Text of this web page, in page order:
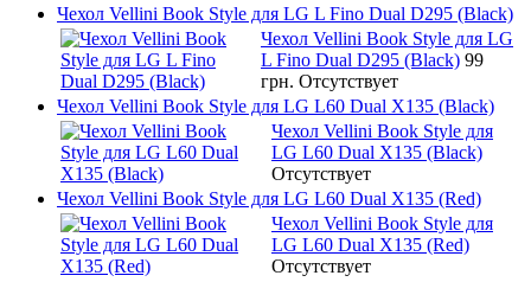
Чехол Vellini Book Style для LG L Fino Dual D295 (Black)
Чехол Vellini Book Style для LG
L Fino Dual D295 (Black) 99
грн. Отсутствует
Чехол Vellini Book Style для LG L60 Dual X135 (Black)
Чехол Vellini Book Style для
LG L60 Dual X135 (Black)
Отсутствует
Чехол Vellini Book Style для LG L60 Dual X135 (Red)
Чехол Vellini Book Style для
LG L60 Dual X135 (Red)
Отсутствует